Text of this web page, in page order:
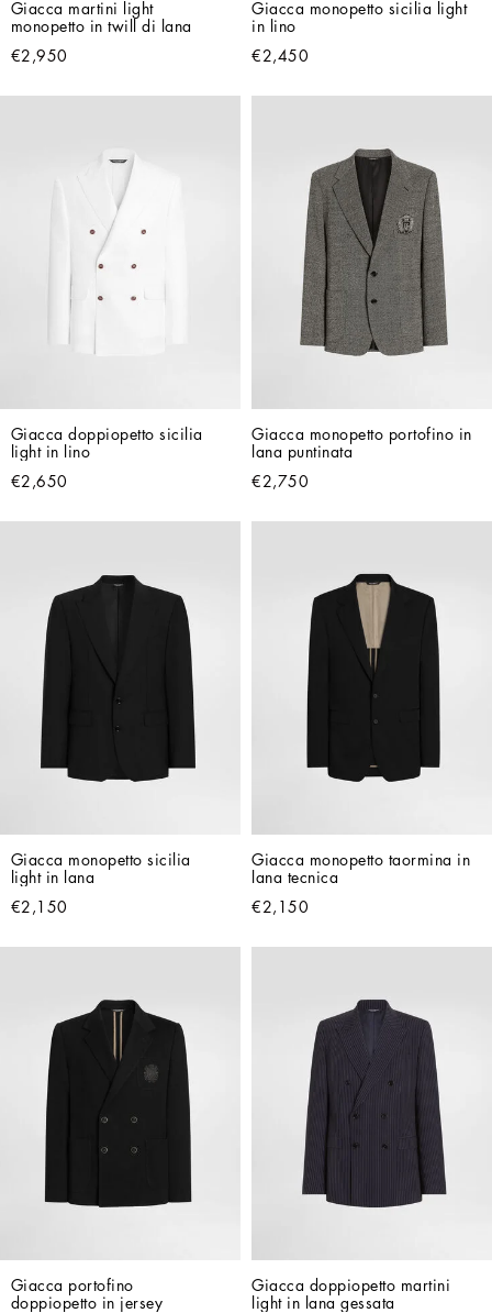
Giacca martini light
monopetto in twill di lana
€2,950
Giacca monopetto sicilia light
in lino
€2,450
Giacca doppiopetto sicilia
light in lino
€2,650
Giacca monopetto portofino in
lana puntinata
€2,750
Giacca monopetto sicilia
light in lana
€2,150
Giacca monopetto taormina in
lana tecnica
€2,150
Giacca portofino
doppiopetto in jersey
Giacca doppiopetto martini
light in lana gessata